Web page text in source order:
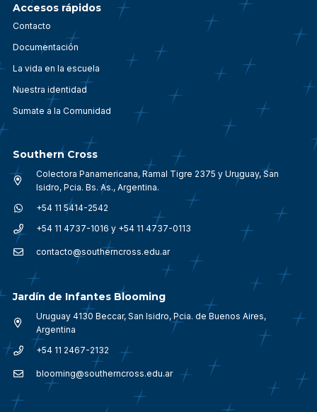
Accesos rápidos
Contacto
Documentación
La vida en la escuela
Nuestra identidad
Sumate a la Comunidad
Southern Cross
Colectora Panamericana, Ramal Tigre 2375 y Uruguay, San
Isidro, Pcia. Bs. As., Argentina.
+54 11 5414-2542
+54 11 4737-1016 y +54 11 4737-0113
contacto@southerncross.edu.ar
Jardín de Infantes Blooming
Uruguay 4130 Beccar, San Isidro, Pcia. de Buenos Aires,
Argentina
+54 11 2467-2132
blooming@southerncross.edu.ar